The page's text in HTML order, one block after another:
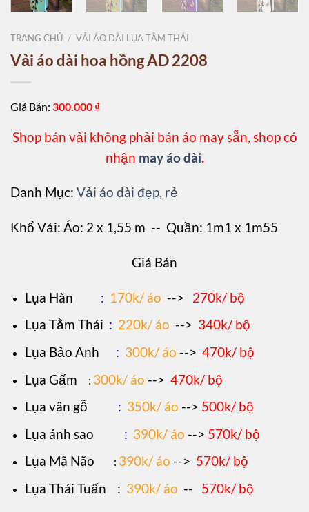
TRANG CHỦ / VẢI ÁO DÀI LỤA TẰM THÁI
Vải áo dài hoa hồng AD 2208
Giá Bán: 300.000 ₫
Shop bán vải không phải bán áo may sẵn, shop có
nhận may áo dài.
Danh Mục: Vải áo dài đẹp, rẻ
Khổ Vải: Áo: 2 x 1,55 m -- Quần: 1m1 x 1m55
Giá Bán
Lụa Hàn : 170k/ áo --> 270k/ bộ
Lụa Tằm Thái : 220k/ áo --> 340k/ bộ
Lụa Bảo Anh
: 300k/ áo --> 470k/ bộ
Lụa Gấm
: 300k/ áo --> 470k/ bộ
Lụa vân gỗ : 350k/ áo --> 500k/ bộ
Lụa ánh sao : 390k/ áo --> 570k/ bộ
Lụa Mã Não
: 390k/ áo --> 570k/ bộ
Lụa Thái Tuấn
: 390k/ áo -- 570k/ bộ